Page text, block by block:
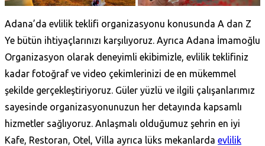
Adana’da evlilik teklifi organizasyonu konusunda A dan Z
Ye bütün ihtiyaçlarınızı karşılıyoruz. Ayrıca Adana İmamoğlu
Organizasyon olarak deneyimli ekibimizle, evlilik teklifiniz
kadar fotoğraf ve video çekimlerinizi de en mükemmel
şekilde gerçekleştiriyoruz. Güler yüzlü ve ilgili çalışanlarımız
sayesinde organizasyonunuzun her detayında kapsamlı
hizmetler sağlıyoruz. Anlaşmalı olduğumuz şehrin en iyi
Kafe, Restoran, Otel, Villa ayrıca lüks mekanlarda evlilik